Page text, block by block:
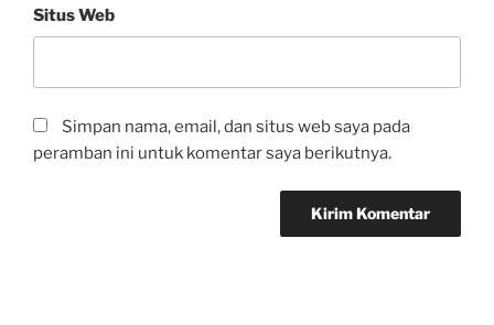
Situs Web
Simpan nama, email, dan situs web saya pada
peramban ini untuk komentar saya berikutnya.